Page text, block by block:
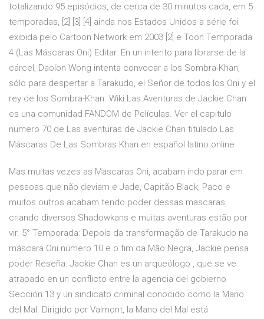
totalizando 95 episódios, de cerca de 30 minutos cada, em 5
temporadas, [2] [3] [4] ainda nos Estados Unidos a série foi
exibida pelo Cartoon Network em 2003 [2] e Toon Temporada
4 (Las Máscaras Oni) Editar. En un intento para librarse de la
cárcel, Daolon Wong intenta convocar a los Sombra-Khan,
sólo para despertar a Tarakudo, el Señor de todos los Oni y el
rey de los Sombra-Khan. Wiki Las Aventuras de Jackie Chan
es una comunidad FANDOM de Películas. Ver el capitulo
numero 70 de Las aventuras de Jackie Chan titulado Las
Máscaras De Las Sombras Khan en español latino online
Mas muitas vezes as Mascaras Oni, acabam indo parar em
pessoas que não deviam e Jade, Capitão Black, Paco e
muitos outros acabam tendo poder dessas mascaras,
criando diversos Shadowkans e muitas aventuras estão por
vir. 5° Temporada: Depois da transformação de Tarakudo na
máscara Oni número 10 e o fim da Mão Negra, Jackie pensa
poder Reseña: Jackie Chan es un arqueólogo , que se ve
atrapado en un conflicto entre la agencia del gobierno
Sección 13 y un sindicato criminal conocido como la Mano
del Mal. Dirigido por Valmont, la Mano del Mal está